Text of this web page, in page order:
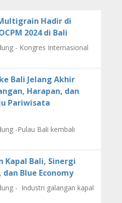
Hadir di
2024 di Bali
- Kongres Internasional
Bali Jelang Akhir
Harapan, dan
Pariwisata
-Pulau Bali kembali
Kapal Bali, Sinergi
Blue Economy
- Industri galangan kapal